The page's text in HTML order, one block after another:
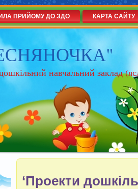
навчальний заклад
ПРИЙОМУ ДО ЗДО КАРТА САЙТУ
‘Проекти